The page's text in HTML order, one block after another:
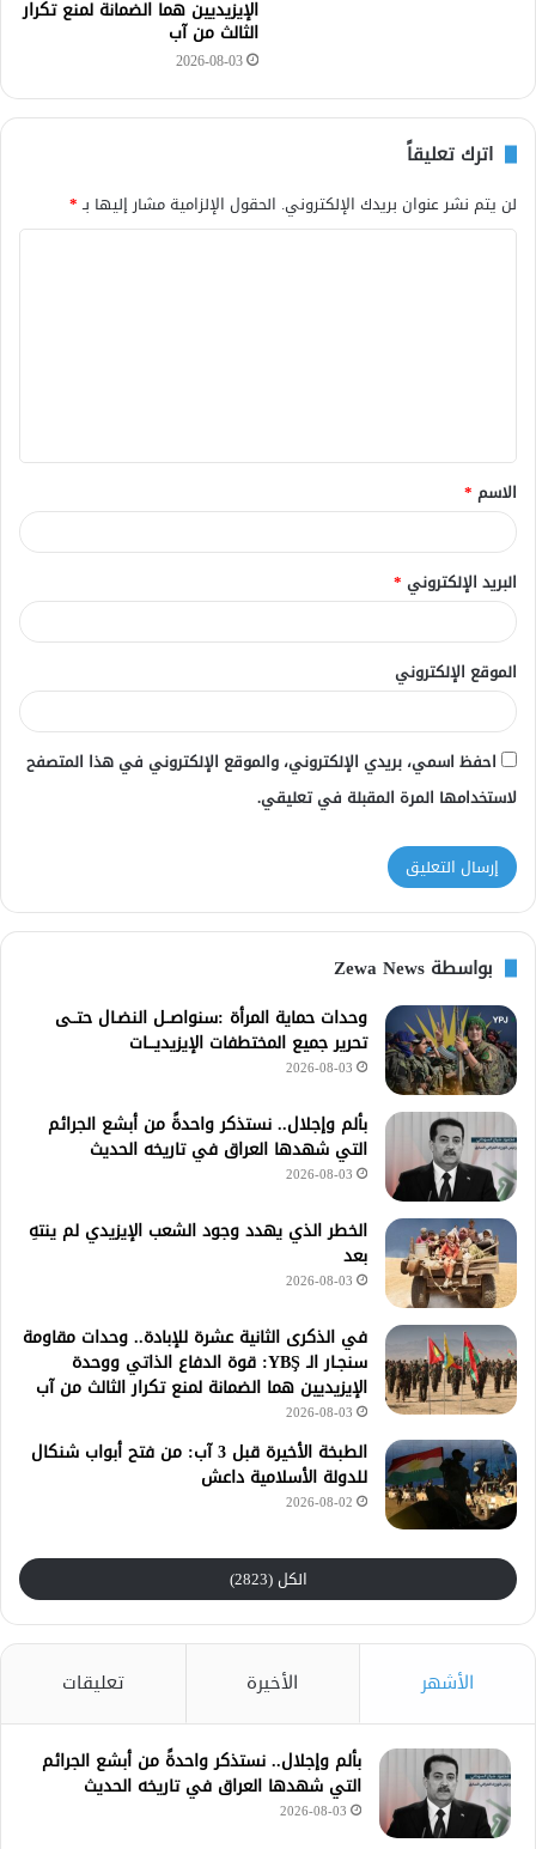
الإيزيديين هما الضمانة لمنع تكرار
الثالث من آب
2026-08-03
اترك تعليقاً
لن يتم نشر عنوان بريدك الإلكتروني. الحقول الإلزامية مشار إليها بـ*
ق
*
الاسم *
البريد الإلكتروني *
الموقع الإلكتروني
احفظ اسمي، بريدي الإلكتروني، والموقع الإلكتروني في هذا المتصفح
لاستخدامها المرة المقبلة في تعليقي.
بواسطة Zewa News
وحدات حماية المرأة :سنواصــل النضـال حتــى
تحرير جميع المختطفات الإيزيديـــات
2026-08-03
بألم وإجلال.. نستذكر واحدةً من أبشع الجرائم
التي شهدها العراق في تاريخه الحديث
2026-08-03
الخطر الذي يهدد وجود الشعب الإيزيدي لم ينتهِ
بعد
2026-08-03
في الذكرى الثانية عشرة للإبادة.. وحدات مقاومة
سنجـار الـ YBŞ: قوة الدفاع الذاتي ووحدة
الإيزيديين هما الضمانة لمنع تكرار الثالث من آب
2026-08-03
الطبخة الأخيرة قبل 3 آب: من فتح أبواب شنكال
للدولة الأسلامية داعش
2026-08-02
الكل (2823)
الأشهر الأخيرة تعليقات
بألم وإجلال.. نستذكر واحدةً من أبشع الجرائم
التي شهدها العراق في تاريخه الحديث
2026-08-03